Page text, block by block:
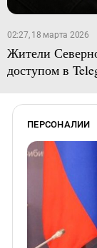
02:27, 18 марта 2026
Жители
доступом в
ПЕРСОНАЛИИ